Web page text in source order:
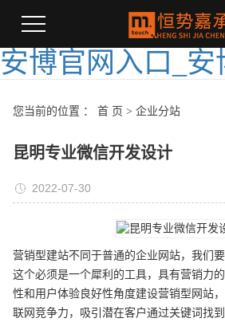
安博官网入口_安
您当前的位置 ： 首 页 > 企业分站
昆明专业微信开发设计
2022-07-30
营销型建站不同于普通的企业网站，我们
这个必须是一个犀利的工具，具有营销力
性和用户体验良好性角度建设营销型网站
联网竞争力，吸引潜在客户通过关键词找